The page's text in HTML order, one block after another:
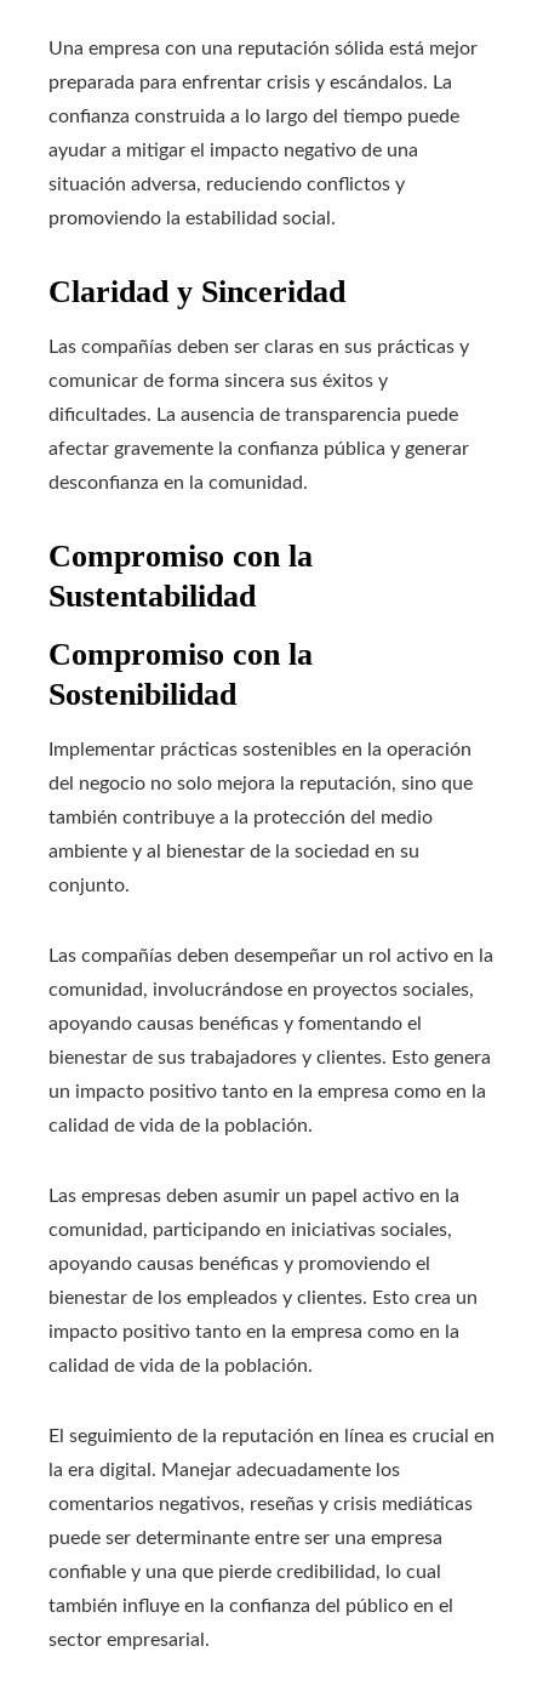
Una empresa con una reputación sólida está mejor
preparada para enfrentar crisis y escándalos. La
confianza construida a lo largo del tiempo puede
ayudar a mitigar el impacto negativo de una
situación adversa, reduciendo conflictos y
promoviendo la estabilidad social.
Claridad y Sinceridad
Las compañías deben ser claras en sus prácticas y
comunicar de forma sincera sus éxitos y
dificultades. La ausencia de transparencia puede
afectar gravemente la confianza pública y generar
desconfianza en la comunidad.
Compromiso con la
Sustentabilidad
Compromiso con la
Sostenibilidad
Implementar prácticas sostenibles en la operación
del negocio no solo mejora la reputación, sino que
también contribuye a la protección del medio
ambiente y al bienestar de la sociedad en su
conjunto.
Las compañías deben desempeñar un rol activo en la
comunidad, involucrándose en proyectos sociales,
apoyando causas benéficas y fomentando el
bienestar de sus trabajadores y clientes. Esto genera
un impacto positivo tanto en la empresa como en la
calidad de vida de la población.
Las empresas deben asumir un papel activo en la
comunidad, participando en iniciativas sociales,
apoyando causas benéficas y promoviendo el
bienestar de los empleados y clientes. Esto crea un
impacto positivo tanto en la empresa como en la
calidad de vida de la población.
El seguimiento de la reputación en línea es crucial en
la era digital. Manejar adecuadamente los
comentarios negativos, reseñas y crisis mediáticas
puede ser determinante entre ser una empresa
confiable y una que pierde credibilidad, lo cual
también influye en la confianza del público en el
sector empresarial.